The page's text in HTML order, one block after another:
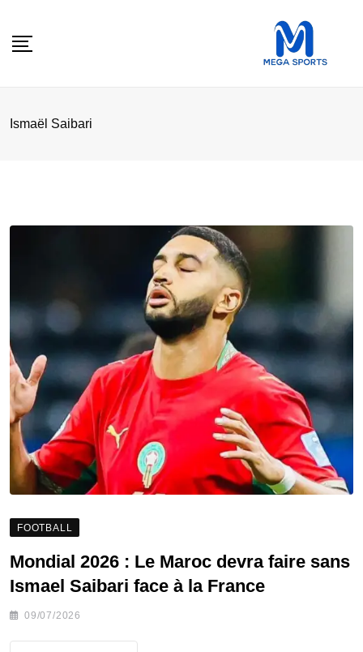
Ismaël Saibari
FOOTBALL
Mondial 2026 : Le Maroc devra faire sans
Ismael Saibari face à la France
09/07/2026